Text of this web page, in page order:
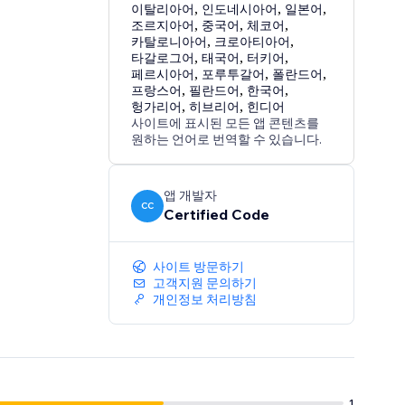
이탈리아어, 인도네시아어, 일본어,
조르지아어, 중국어, 체코어,
카탈로니아어, 크로아티아어,
타갈로그어,태국어, 터키어,
페르시아어, 포루투갈어, 폴란드어,
프랑스어, 필란드어, 한국어,
헝가리어,히브리어, 힌디어
사이트에 표시된 모든 앱 콘텐츠를
원하는 언어로 번역할 수 있습니다.
CC
앱 개발자
Certified Code
사이트 방문하기
고객지원 문의하기
개인정보 처리방침